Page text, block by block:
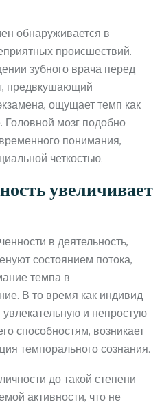
обнаруживается в
происшествий.
зубного врача перед
предвкушающий
ощущает темп как
мозг подобно
понимания,
четкостью.
увеличивает
в деятельность,
состоянием потока,
темпа в
В то время как индивид
и непростую
способностям, возникает
темпорального сознания.
до такой степени
активности, что не